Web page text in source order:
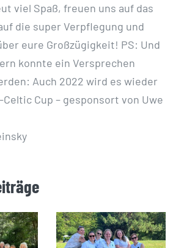
viel Spaß, freuen uns auf das
die super Verpflegung und
eure Großzügigkeit! PS: Und
konnte ein Versprechen
Auch 2022 wird es wieder
Cup – gesponsort von Uwe